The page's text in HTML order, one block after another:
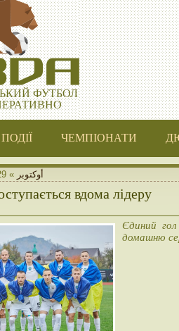
ФУТБОЛ
ПОДІЇ ЧЕМПІОНАТИ
أوكتوبر »
вдома лідеру
Єдиний
домашню